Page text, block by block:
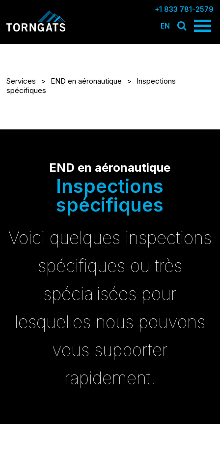
+1 833 781-2579
EN
Services END en aéronautique
Inspections
spécifiques
END en aéronautique
Inspections
spécifiques
Voici quelques inspections
spécifiques ou très
spécialisées pour
lesquelles nous pouvons
vous supporter
rapidement.